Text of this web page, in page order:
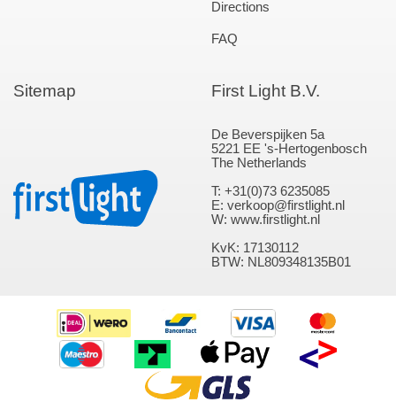
Directions
FAQ
Sitemap First Light B.V.
De Beverspijken 5a
5221 EE 's-Hertogenbosch
The Netherlands
T: +31(0)73 6235085
E: verkoop@firstlight.nl
W: www.firstlight.nl
KvK: 17130112
BTW: NL809348135B01